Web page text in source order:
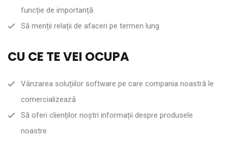
funcție de importanță
Să menții relații de afaceri pe termen lung
CU CE TE VEI OCUPA
Vânzarea soluțiilor software pe care compania noastră le
comercializează
Să oferi clienților noștri informații despre produsele
noastre